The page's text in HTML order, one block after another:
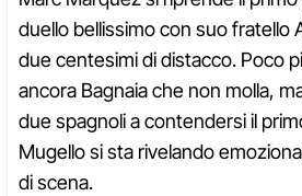
duello bellissimo con suo fratello
due centesimi di distacco. Poco
ancora Bagnaia che non molla,
due spagnoli a contendersi il
Mugello si sta rivelando
di scena.